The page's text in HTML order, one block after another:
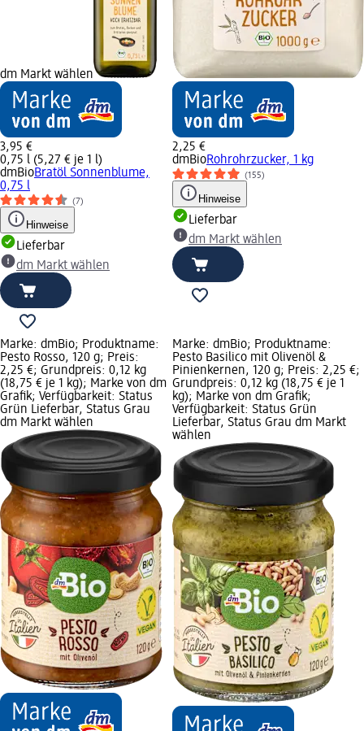
dm Markt wählen
3,95 €
0,75 l (5,27 € je 1 l)
dmBioBratöl Sonnenblume,
0,75 l
(7)
Hinweise
Lieferbar
dm Markt wählen
2,25 €
dmBioRohrohrzucker, 1 kg
(155)
Hinweise
Lieferbar
dm Markt wählen
Marke: dmBio; Produktname:
Pesto Rosso, 120 g; Preis:
2,25 €; Grundpreis: 0,12 kg
(18,75 € je 1 kg); Marke von dm
Grafik; Verfügbarkeit: Status
Grün Lieferbar, Status Grau
dm Markt wählen
Marke: dmBio; Produktname:
Pesto Basilico mit Olivenöl &
Pinienkernen, 120 g; Preis: 2,25 €;
Grundpreis: 0,12 kg (18,75 € je 1
kg); Marke von dm Grafik;
Verfügbarkeit: Status Grün
Lieferbar, Status Grau dm Markt
wählen